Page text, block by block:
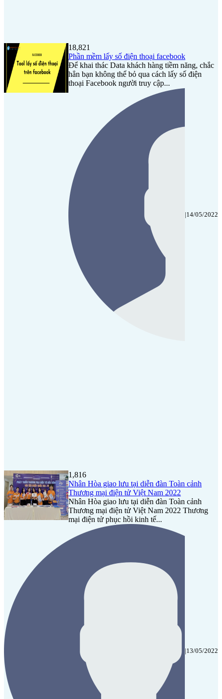
18,821
Phần mềm lấy số điện thoại facebook
Để khai thác Data khách hàng tiềm năng, chắc
hẳn bạn không thể bỏ qua cách lấy số điện
thoại Facebook người truy cập...
|14/05/2022
1,816
Nhân Hòa giao lưu tại diễn đàn Toàn cảnh
Thương mại điện tử Việt Nam 2022
Nhân Hòa giao lưu tại diễn đàn Toàn cảnh
Thương mại điện tử Việt Nam 2022 Thương
mại điện tử phục hồi kinh tế...
|13/05/2022